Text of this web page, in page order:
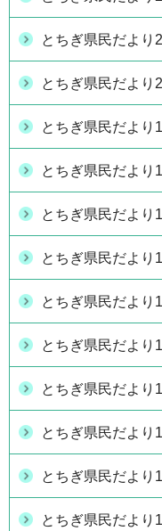
とちぎ県民だより
とちぎ県民だより
とちぎ県民だより
とちぎ県民だより
とちぎ県民だより
とちぎ県民だより
とちぎ県民だより
とちぎ県民だより
とちぎ県民だより
とちぎ県民だより
とちぎ県民だより
とちぎ県民だより